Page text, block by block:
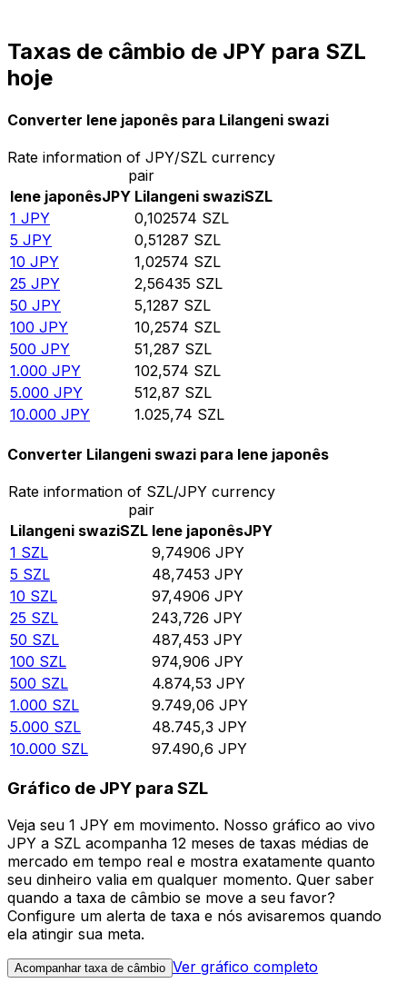
Taxas de câmbio de JPY para SZL
hoje
Converter Iene japonês para Lilangeni swazi
Rate information of JPY/SZL currency
pair
Iene japonêsJPY Lilangeni swaziSZL
1 JPY 0,102574 SZL
5 JPY 0,51287 SZL
10 JPY 1,02574 SZL
25 JPY 2,56435 SZL
50 JPY 5,1287 SZL
100 JPY 10,2574 SZL
500 JPY 51,287 SZL
1.000 JPY 102,574 SZL
5.000 JPY 512,87 SZL
10.000 JPY 1.025,74 SZL
Converter Lilangeni swazi para Iene japonês
Rate information of SZL/JPY currency
pair
Lilangeni swaziSZL Iene japonêsJPY
1 SZL 9,74906 JPY
5 SZL 48,7453 JPY
10 SZL 97,4906 JPY
25 SZL 243,726 JPY
50 SZL 487,453 JPY
100 SZL 974,906 JPY
500 SZL 4.874,53 JPY
1.000 SZL 9.749,06 JPY
5.000 SZL 48.745,3 JPY
10.000 SZL 97.490,6 JPY
Gráfico de JPY para SZL
Veja seu 1 JPY em movimento. Nosso gráfico ao vivo
JPY a SZL acompanha 12 meses de taxas médias de
mercado em tempo real e mostra exatamente quanto
seu dinheiro valia em qualquer momento. Quer saber
quando a taxa de câmbio se move a seu favor?
Configure um alerta de taxa e nós avisaremos quando
ela atingir sua meta.
Acompanhar taxa de câmbio Ver gráfico completo